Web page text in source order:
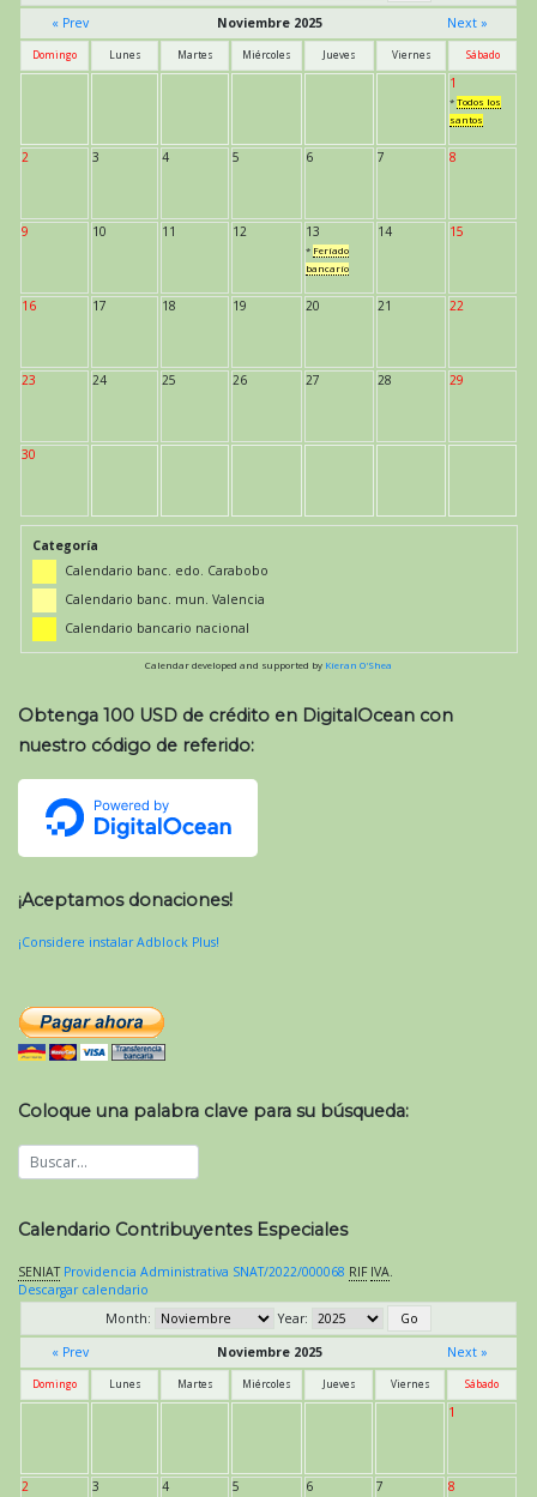
« Prev
Noviembre 2025 Next »
Domingo Lunes Martes Miércoles Jueves Viernes Sábado
1
* Todos los
santos
2 3 4 5 6 7 8
9 10 11 12 13
* Feriado
bancario
14 15
16 17 18 19 20 21 22
23 24 25 26 27 28 29
30
Categoría
Calendario banc. edo. Carabobo
Calendario banc. mun. Valencia
Calendario bancario nacional
Calendar developed and supported by Kieran O'Shea
Obtenga 100 USD de crédito en DigitalOcean con
nuestro código de referido:
¡Aceptamos donaciones!
¡Considere instalar Adblock Plus!
Coloque una palabra clave para su búsqueda:
Calendario Contribuyentes Especiales
SENIAT Providencia Administrativa SNAT/2022/000068 RIF IVA.
Descargar calendario
Month:
Year:
« Prev
Noviembre 2025 Next »
Domingo Lunes Martes Miércoles Jueves Viernes Sábado
1
2 3 4 5 6 7 8